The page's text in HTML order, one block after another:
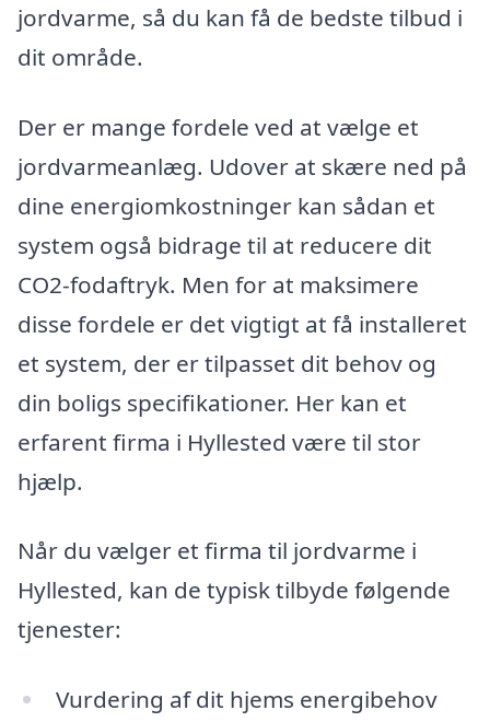
jordvarme, så du kan få de bedste tilbud i
dit område.
Der er mange fordele ved at vælge et
jordvarmeanlæg. Udover at skære ned på
dine energiomkostninger kan sådan et
system også bidrage til at reducere dit
CO2-fodaftryk. Men for at maksimere
disse fordele er det vigtigt at få installeret
et system, der er tilpasset dit behov og
din boligs specifikationer. Her kan et
erfarent firma i Hyllested være til stor
hjælp.
Når du vælger et firma til jordvarme i
Hyllested, kan de typisk tilbyde følgende
tjenester:
Vurdering af dit hjems energibehov